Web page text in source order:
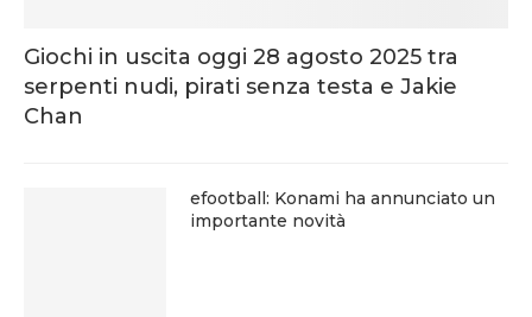
Giochi in uscita oggi 28 agosto 2025 tra
serpenti nudi, pirati senza testa e Jakie
Chan
efootball: Konami ha annunciato un
importante novità